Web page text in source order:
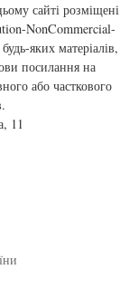
сайті розміщені
NonCommercial-
яких матеріалів,
посилання на
або часткового
11